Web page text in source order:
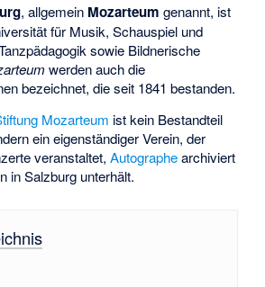
, allgemein Mozarteum genannt, ist
für Musik, Schauspiel und
sowie Bildnerische
werden auch die
bezeichnet, die seit 1841 bestanden.
Mozarteum ist kein Bestandteil
ein eigenständiger Verein, der
veranstaltet,Autographearchiviert
in Salzburg unterhält.